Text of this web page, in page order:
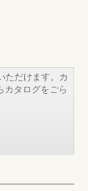
ただけます。カ
カタログをごら